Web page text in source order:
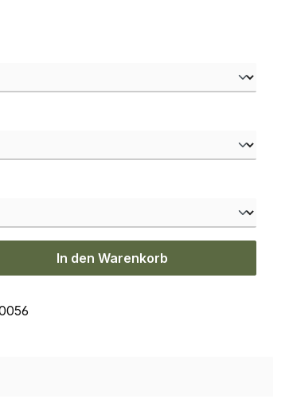
Wert ein oder benutze die Schaltflächen
In den Warenkorb